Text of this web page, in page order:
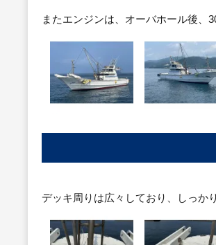
またエンジンは、オーバホール後、
デッキ周りは広々しており、しっか